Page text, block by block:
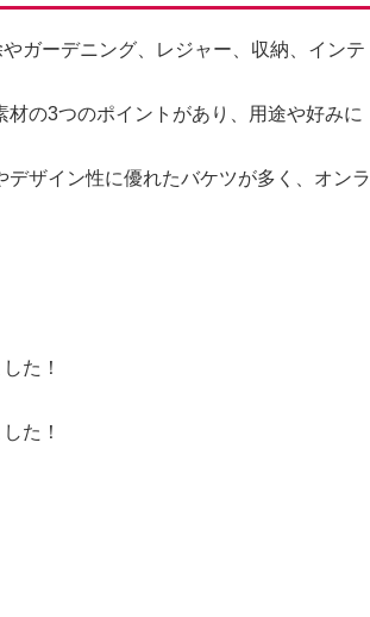
ガーデニング、レジャー、収納、インテ
の3つのポイントがあり、用途や好みに
ザイン性に優れたバケツが多く、オンラ
た！
た！